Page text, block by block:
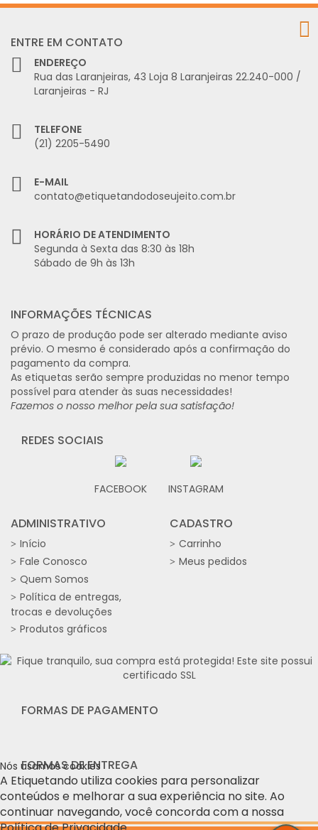
ENTRE EM CONTATO
ENDEREÇO
Rua das Laranjeiras, 43 Loja 8 Laranjeiras 22.240-000 /
Laranjeiras - RJ
TELEFONE
(21) 2205-5490
E-MAIL
contato@etiquetandodoseujeito.com.br
HORÁRIO DE ATENDIMENTO
Segunda à Sexta das 8:30 às 18h
Sábado de 9h às 13h
INFORMAÇÕES TÉCNICAS
O prazo de produção pode ser alterado mediante aviso
prévio. O mesmo é considerado após a confirmação do
pagamento da compra.
As etiquetas serão sempre produzidas no menor tempo
possível para atender às suas necessidades!
Fazemos o nosso melhor pela sua satisfação!
REDES SOCIAIS
FACEBOOK INSTAGRAM
ADMINISTRATIVO
Início
Fale Conosco
Quem Somos
Política de entregas,
trocas e devoluções
Produtos gráficos
CADASTRO
Carrinho
Meus pedidos
FORMAS DE PAGAMENTO
FORMAS DE ENTREGA
Nós usamos cookies
A Etiquetando utiliza cookies para personalizar
conteúdos e melhorar a sua experiência no site. Ao
continuar navegando, você concorda com a nossa